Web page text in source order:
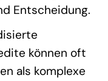
Entscheidung.
können oft
als komplexe